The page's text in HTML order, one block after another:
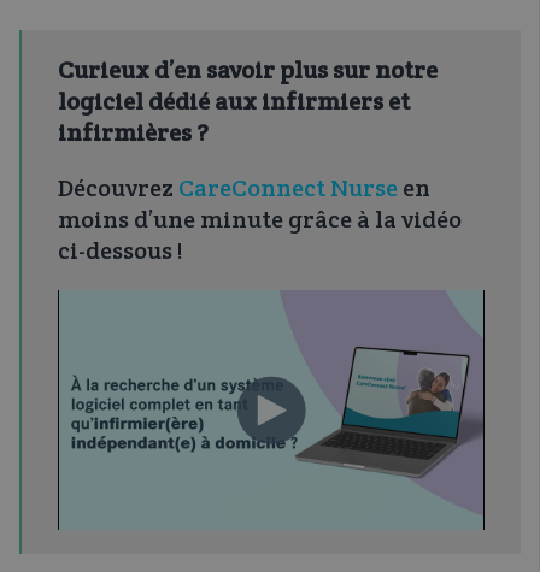
Curieux d’en savoir plus sur notre
logiciel dédié aux infirmiers et
infirmières ?
Découvrez CareConnect Nurseen
moins d’une minute grâce à la vidéo
ci-dessous !